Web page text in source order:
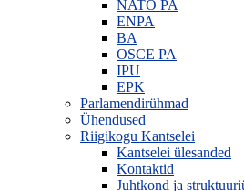
NATO PA
ENPA
BA
OSCE PA
IPU
EPK
Parlamendirühmad
Ühendused
Riigikogu Kantselei
Kantselei ülesanded
Kontaktid
Juhtkond ja